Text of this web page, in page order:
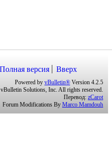
Полная версия Вверх
Powered by vBulletin® Version 4.2.5
Solutions, Inc. All rights reserved.
Перевод: zCarot
Forum Modifications By Marco Mamdouh